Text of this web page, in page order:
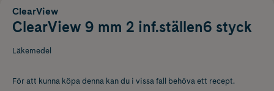
ClearView
ClearView 9 mm 2 inf.ställen6 styck
Läkemedel
För att kunna köpa denna kan du i vissa fall behöva ett recept.